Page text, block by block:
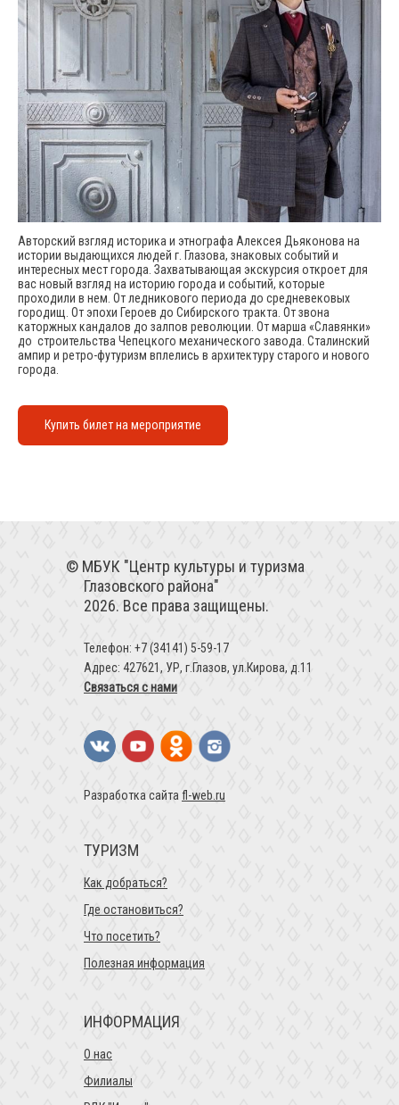
Авторский взгляд историка и этнографа Алексея Дьяконова на
истории выдающихся людей г. Глазова, знаковых событий и
интересных мест города. Захватывающая экскурсия откроет для
вас новый взгляд на историю города и событий, которые
проходили в нем. От ледникового периода до средневековых
городищ. От эпохи Героев до Сибирского тракта. От звона
каторжных кандалов до залпов революции. От марша «Славянки»
до строительства Чепецкого механического завода. Сталинский
ампир и ретро-футуризм вплелись в архитектуру старого и нового
города.
Купить билет на мероприятие
МБУК "Центр культуры и туризма
Глазовского района"
2026. Все права защищены.
Телефон: +7 (34141) 5-59-17
Адрес: 427621, УР, г.Глазов, ул.Кирова, д.11
Связаться с нами
Разработка сайта fl-web.ru
ТУРИЗМ
Как добраться?
Где остановиться?
Что посетить?
Полезная информация
ИНФОРМАЦИЯ
О нас
Филиалы